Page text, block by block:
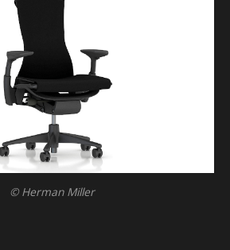
© Herman Miller